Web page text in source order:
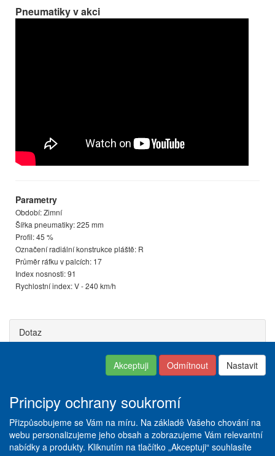
Pneumatiky v akci
Parametry
Období: Zimní
Šířka pneumatiky: 225 mm
Profil: 45 %
Označení radiální konstrukce pláště: R
Průměr ráfku v palcích: 17
Index nosnosti: 91
Rychlostní index: V - 240 km/h
Dotaz
Obchodní podmínky
Reklamační řád|Servis +
Pneuservis|Vše o
pneumatikách|Ceník služeb|
Galerie
Copyright © ABRA ESHOP
Akceptuji Odmítnout Nastavit
Principy ochrany soukromí
Přizpůsobujeme se Vám na míru. Na základě Vašeho chování na
webu personalizujeme jeho obsah a zobrazujeme Vám relevantní
nabídky a produkty. Kliknutím na tlačítko „Akceptuji“ souhlasíte